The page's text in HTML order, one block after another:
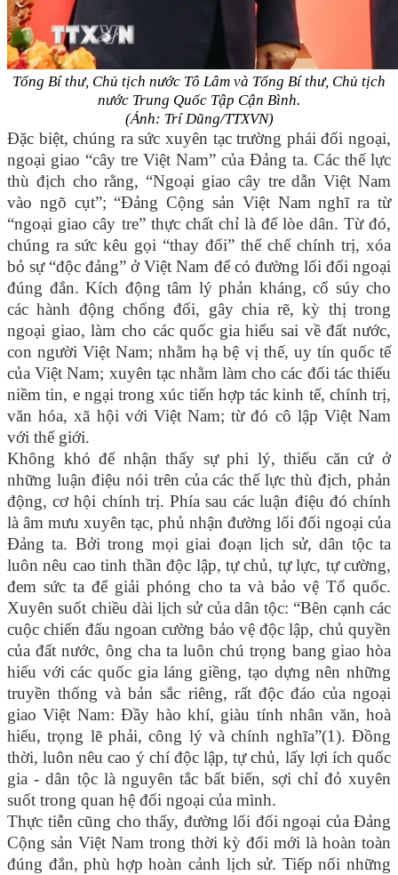
Tổng Bí thư, Chủ tịch nước Tô Lâm và Tổng Bí thư, Chủ tịch
nước Trung Quốc Tập Cận Bình.
(Ảnh: Trí Dũng/TTXVN)
Đặc biệt, chúng ra sức xuyên tạc trường phái đối ngoại,
ngoại giao “cây tre Việt Nam” của Đảng ta. Các thế lực
thù địch cho rằng, “Ngoại giao cây tre dẫn Việt Nam
vào ngõ cụt”; “Đảng Cộng sản Việt Nam nghĩ ra từ
“ngoại giao cây tre” thực chất chỉ là để lòe dân. Từ đó,
chúng ra sức kêu gọi “thay đổi” thể chế chính trị, xóa
bỏ sự “độc đảng” ở Việt Nam để có đường lối đối ngoại
đúng đắn. Kích động tâm lý phản kháng, cổ súy cho
các hành động chống đối, gây chia rẽ, kỳ thị trong
ngoại giao, làm cho các quốc gia hiểu sai về đất nước,
con người Việt Nam; nhằm hạ bệ vị thế, uy tín quốc tế
của Việt Nam; xuyên tạc nhằm làm cho các đối tác thiếu
niềm tin, e ngại trong xúc tiến hợp tác kinh tế, chính trị,
văn hóa, xã hội với Việt Nam; từ đó cô lập Việt Nam
với thế giới.
Không khó để nhận thấy sự phi lý, thiếu căn cứ ở
những luận điệu nói trên của các thế lực thù địch, phản
động, cơ hội chính trị. Phía sau các luận điệu đó chính
là âm mưu xuyên tạc, phủ nhận đường lối đối ngoại của
Đảng ta. Bởi trong mọi giai đoạn lịch sử, dân tộc ta
luôn nêu cao tinh thần độc lập, tự chủ, tự lực, tự cường,
đem sức ta để giải phóng cho ta và bảo vệ Tổ quốc.
Xuyên suốt chiều dài lịch sử của dân tộc: “Bên cạnh các
cuộc chiến đấu ngoan cường bảo vệ độc lập, chủ quyền
của đất nước, ông cha ta luôn chú trọng bang giao hòa
hiếu với các quốc gia láng giềng, tạo dựng nên những
truyền thống và bản sắc riêng, rất độc đáo của ngoại
giao Việt Nam: Đầy hào khí, giàu tính nhân văn, hoà
hiếu, trọng lẽ phải, công lý và chính nghĩa”(1). Đồng
thời, luôn nêu cao ý chí độc lập, tự chủ, lấy lợi ích quốc
gia - dân tộc là nguyên tắc bất biến, sợi chỉ đỏ xuyên
suốt trong quan hệ đối ngoại của mình.
Thực tiễn cũng cho thấy, đường lối đối ngoại của Đảng
Cộng sản Việt Nam trong thời kỳ đổi mới là hoàn toàn
đúng đắn, phù hợp hoàn cảnh lịch sử. Tiếp nối những